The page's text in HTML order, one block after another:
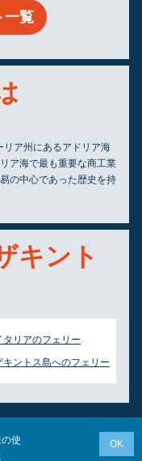
一覧
ア州にあるアドリア海
ア海で最も重要な商工業
の中心であった歴史を持
キント
タリアのフェリー
キントス島へのフェリー
使
OK